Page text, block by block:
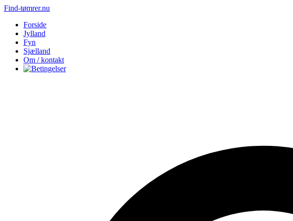
Find-tømrer.nu
Forside
Jylland
Fyn
Sjælland
Om / kontakt